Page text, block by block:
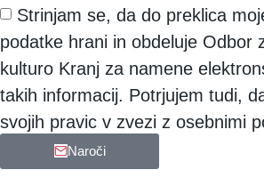
Strinjam se, da do preklica
podatke hrani in obdeluje Odbor
kulturo Kranj za namene
takih informacij. Potrjujem tudi,
svojih pravic v zvezi z osebnimi
Naroči